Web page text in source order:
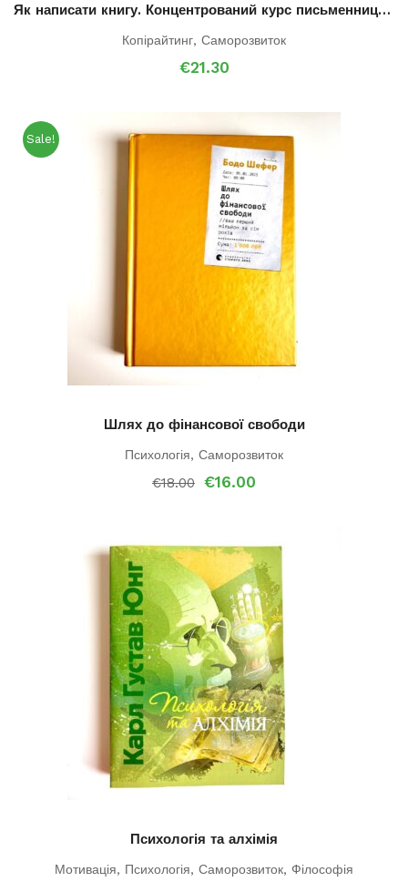
Як написати книгу. Концентрований курс письменницької майстерності
Копірайтинг, Саморозвиток
€21.30
Sale!
Шлях до фінансової свободи
Психологія, Саморозвиток
€18.00 Оригінальна
€16.00
Психологія та алхімія
Мотивація, Психологія, Саморозвиток, Філософія